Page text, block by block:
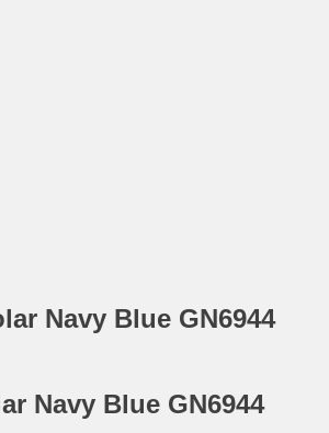
Navy Blue GN6944
Navy Blue GN6944